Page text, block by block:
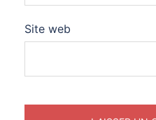
Site web